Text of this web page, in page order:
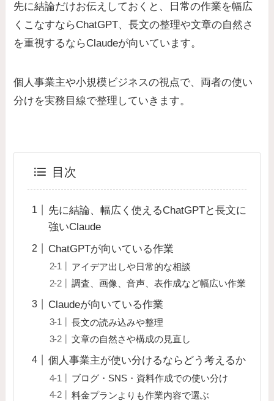
先に結論だけお伝えしておくと、日常の作業を幅広
くこなすならChatGPT、長文の整理や文章の自然さ
を重視するならClaudeが向いています。
個人事業主や小規模ビジネスの視点で、両者の使い
分けを実務目線で整理していきます。
目次
先に結論、幅広く使えるChatGPTと長文に
強いClaude
ChatGPTが向いている作業
アイデア出しや日常的な相談
調査、画像、音声、表作成など幅広い作業
Claudeが向いている作業
長文の読み込みや整理
文章の自然さや構成の見直し
個人事業主が使い分けるならどう考えるか
ブログ・SNS・資料作成での使い分け
料金プランよりも作業内容で選ぶ